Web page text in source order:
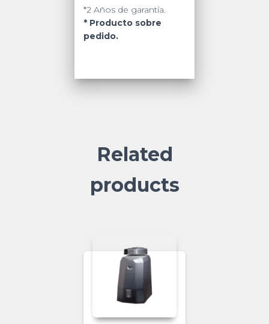
*2 Años de garantía.
* Producto sobre
pedido.
Related
products